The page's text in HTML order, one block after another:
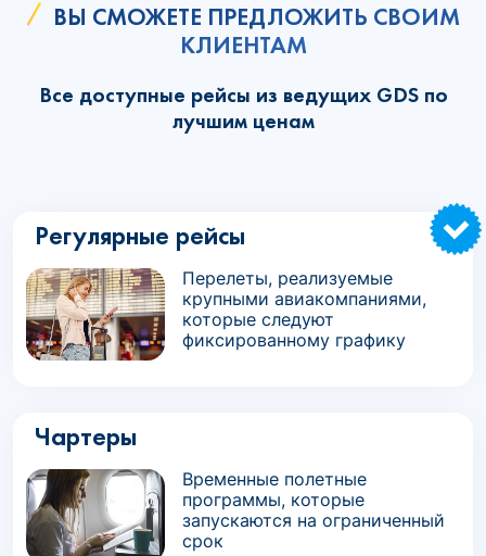
ВЫ СМОЖЕТЕ ПРЕДЛОЖИТЬ СВОИМ
КЛИЕНТАМ
Все доступные рейсы из ведущих GDS по
лучшим ценам
Регулярные рейсы
Перелеты, реализуемые
крупными авиакомпаниями,
которые следуют
фиксированному графику
Чартеры
Временные полетные
программы, которые
запускаются на ограниченный
срок